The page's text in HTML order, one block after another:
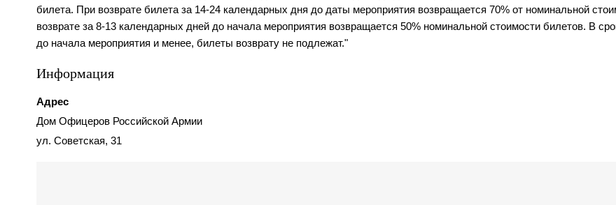
билета. При возврате билета за 14-24 календарных дня до даты мероприятия возвращается 70% от номинальной
возврате за 8-13 календарных дней до начала мероприятия возвращается 50% номинальной стоимости билетов. В
до начала мероприятия и менее, билеты возврату не подлежат."
Информация
Адрес
Дом Офицеров Российской Армии
ул. Советская, 31